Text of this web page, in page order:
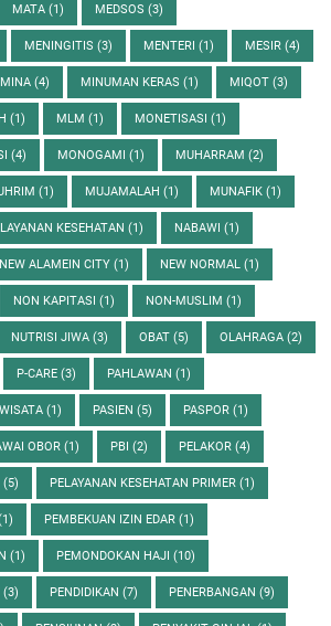
MATA (1) MEDSOS (3)
MENINGITIS (3) MENTERI (1) MESIR (4)
MINA (4) MINUMAN KERAS (1) MIQOT (3)
(1) MLM (1) MONETISASI (1)
(4) MONOGAMI (1) MUHARRAM (2)
(1) MUJAMALAH (1) MUNAFIK (1)
KESEHATAN (1) NABAWI (1)
NEW ALAMEIN CITY (1) NEW NORMAL (1)
NON KAPITASI (1) NON-MUSLIM (1)
NUTRISI JIWA (3) OBAT (5) OLAHRAGA (2)
P-CARE (3) PAHLAWAN (1)
(1) PASIEN (5) PASPOR (1)
OBOR (1) PBI (2) PELAKOR (4)
(5) PELAYANAN KESEHATAN PRIMER (1)
PEMBEKUAN IZIN EDAR (1)
(1) PEMONDOKAN HAJI (10)
(3) PENDIDIKAN (7) PENERBANGAN (9)